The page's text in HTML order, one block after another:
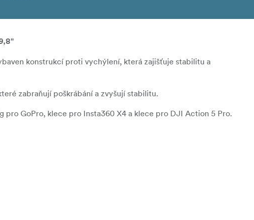
konstrukcí proti vychýlení, která zajišťuje stabilitu a
zabraňují poškrábání a zvyšují stabilitu.
GoPro, klece pro Insta360 X4 a klece pro DJI Action 5 Pro.